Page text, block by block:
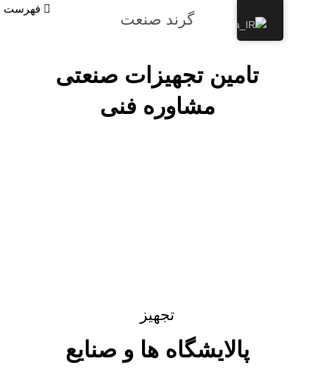
فهرست
گرند صنعت
تامین تجهیزات صنعتی
مشاوره فنی
تجهیز
پالایشگاه ها و صنایع